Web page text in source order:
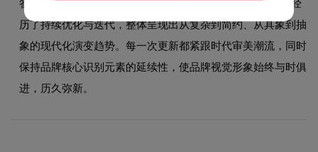
答：作为食品领域的品牌，Zuegg的品牌logo在发展过程中经
历了持续优化与迭代，整体呈现出从复杂到简约、从具象到抽
象的现代化演变趋势。每一次更新都紧跟时代审美潮流，同时
保持品牌核心识别元素的延续性，使品牌视觉形象始终与时俱
进，历久弥新。